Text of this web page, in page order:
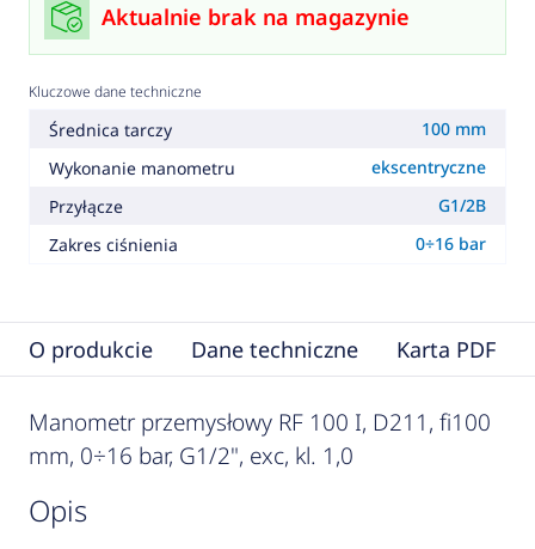
Aktualnie brak na magazynie
Kluczowe dane techniczne
Średnica tarczy
100 mm
Wykonanie manometru
ekscentryczne
Przyłącze
G1/2B
Zakres ciśnienia
0÷16 bar
O produkcie Dane techniczne Karta PDF
Manometr przemysłowy RF 100 I, D211, fi100
mm, 0÷16 bar, G1/2", exc, kl. 1,0
opis